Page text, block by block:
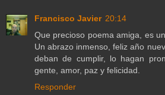
Francisco Javier 20:14
Que precioso poema amiga, es
Un abrazo inmenso, feliz año
deban de cumplir, lo hagan
gente, amor, paz y felicidad.
Responder